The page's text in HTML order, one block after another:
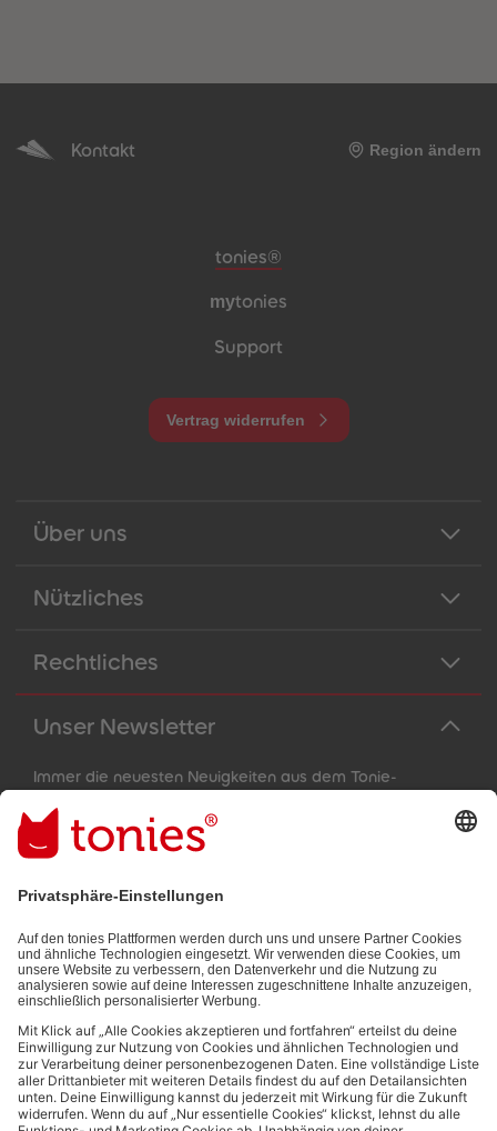
Kontakt Region ändern
Meta-Navigation Footer
tonies®
mytonies
Support
Vertrag widerrufen
Über uns
Nützliches
Rechtliches
Unser Newsletter
Immer die neuesten Neuigkeiten aus dem Tonie-
E-Mail-Addresse
Mit dem Absenden abonnierst du unseren E-Mail-Newsletter, der
informationen) und den von dir zu Werbezwecken bereitgestellten
Interaktionsinformationen (z.B. Abspielinformationen) basiert. Du
kannst den Newsletter jederzeit kostenlos abbestellen.
Datenschutzbestimmungen.
Bezahlmethoden: